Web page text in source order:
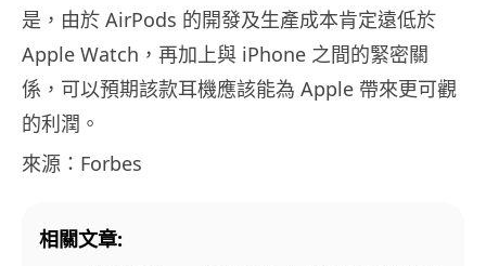
是，由於 AirPods 的開發及生產成本肯定遠低於
Apple Watch，再加上與 iPhone 之間的緊密關
係，可以預期該款耳機應該能為 Apple 帶來更可觀
的利潤。
來源：Forbes
相關文章: